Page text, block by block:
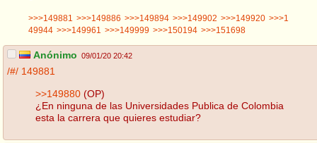
>>>149881 >>>149886 >>>149894 >>>149902 >>>149920 >>>1
49944 >>>149961 >>>149999 >>>150194 >>>151698
Anónimo 09/01/20 20:42
/#/ 149881
>>149880 (OP)
¿En ninguna de las Universidades Publica de Colombia
esta la carrera que quieres estudiar?